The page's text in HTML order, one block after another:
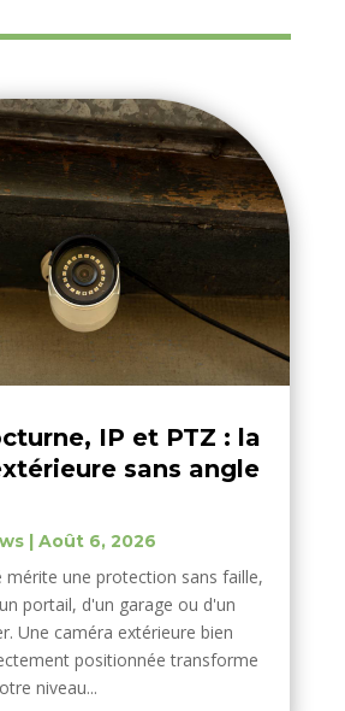
IP et PTZ : la
sans angle
| Août 6, 2026
mérite une protection sans faille,
portail, d'un garage ou d'un
Une caméra extérieure bien
positionnée transforme
niveau...